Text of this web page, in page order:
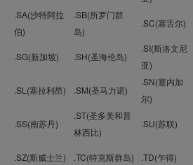
.SA(沙特阿拉
伯)
.SB(所罗门群
岛)
.SC(塞舌尔)
.SG(新加坡) .SH(圣海伦岛)
.SI(斯洛文尼
亚)
.SL(塞拉利昂) .SM(圣马力诺)
.SN(塞内加
尔)
.SS(南苏丹)
.ST(圣多美和普
林西比)
.SU(苏联)
.SZ(斯威士兰) .TC(特克斯群岛) .TD(乍得)